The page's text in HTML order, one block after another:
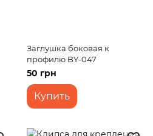
Заглушка боковая к
профилю BY-047
50 грн
Купить